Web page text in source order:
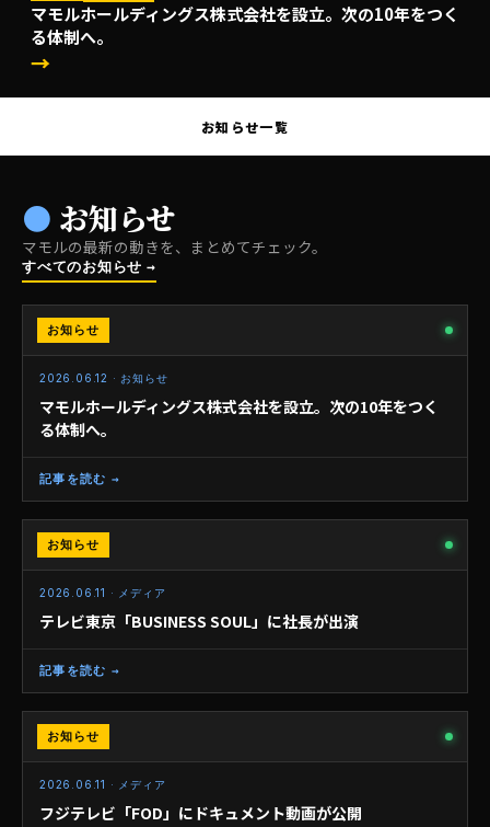
マモルホールディングス株式会社を設立。次の10年をつく
る体制へ。
→
お知らせ一覧
● お知らせ
マモルの最新の動きを、まとめてチェック。
すべてのお知らせ →
お知らせ
NEW
2026.06.12 · お知らせ
マモルホールディングス株式会社を設立。次の10年をつく
る体制へ。
記事を読む →
お知らせ
2026.06.11 · メディア
テレビ東京「BUSINESS SOUL」に社長が出演
記事を読む →
お知らせ
2026.06.11 · メディア
フジテレビ「FOD」にドキュメント動画が公開